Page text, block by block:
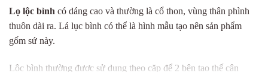
Lọ lộc bình có dáng cao và thường là cổ thon, vùng thân phình
thuôn dài ra. Lá lục bình có thể là hình mẫu tạo nên sản phẩm
gốm sứ này.
Lộc bình thường được sử dụng theo cặp để 2 bên tạo thế cân